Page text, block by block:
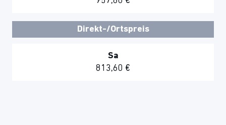
Direkt-/Ortspreis
Sa
813,60 €